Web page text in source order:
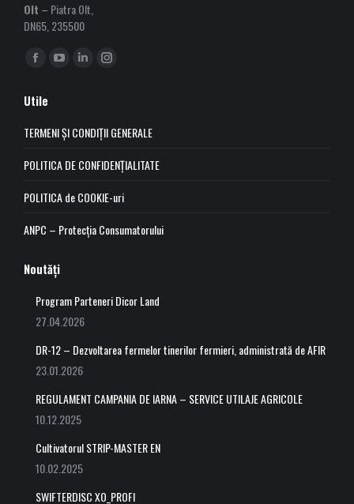
Olt – Piatra Olt,
DN65, 235500
Find us on:
Facebook
opens
in
window
YouTube
in
window
Linkedin
in
window
Instagram
in
window
Utile
TERMENI ȘI CONDIȚII GENERALE
POLITICA DE CONFIDENȚIALITATE
POLITICA de COOKIE-uri
ANPC – Protecția Consumatorului
Noutăți
Program Parteneri Dicor Land
27.04.2026
DR-12 – Dezvoltarea fermelor tinerilor fermieri, administrată de AFIR
23.01.2026
REGULAMENT CAMPANIA DE IARNA – SERVICE UTILAJE AGRICOLE
10.12.2025
Cultivatorul STRIP-MASTER EN
10.02.2025
SWIFTERDISC XO_PROFI